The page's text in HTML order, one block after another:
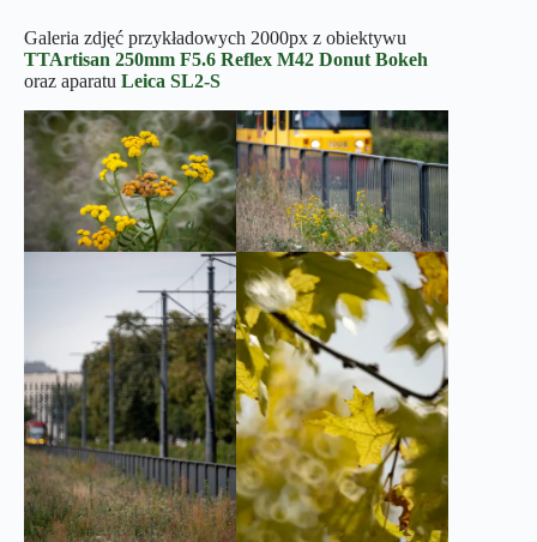
Galeria zdjęć przykładowych 2000px z obiektywu
TTArtisan 250mm F5.6 Reflex M42 Donut Bokeh
oraz aparatu Leica SL2-S